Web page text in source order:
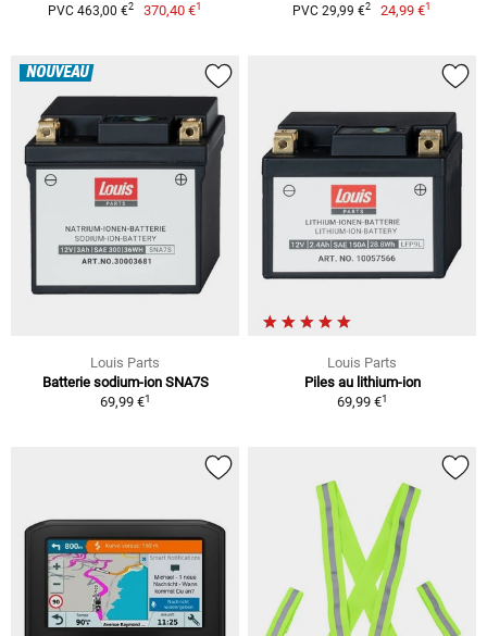
PVC 463,00 €2 370,40 €1 PVC 29,99 €2 24,99 €1
NOUVEAU
Louis Parts
Batterie sodium-ion SNA7S
69,99 €1
Louis Parts
Piles au lithium-ion
69,99 €1